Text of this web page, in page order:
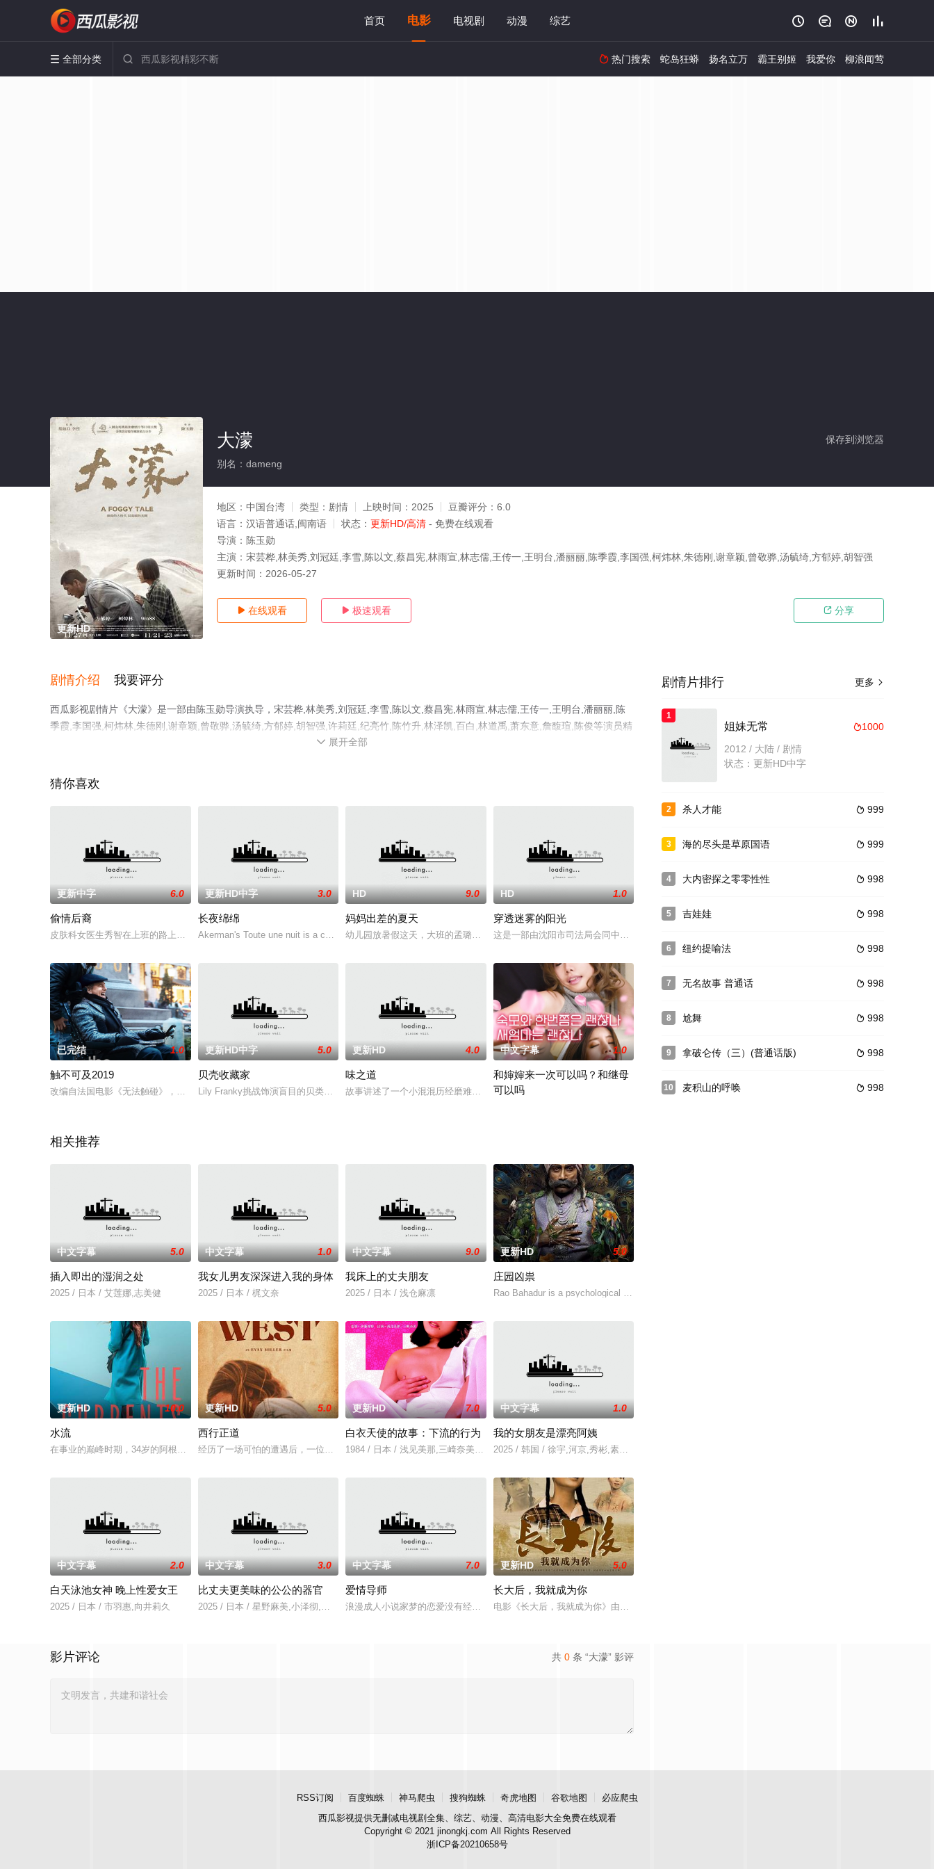
首页 电影 电视剧 动漫 综艺    
 全部分类   热门搜索 蛇岛狂蟒 扬名立万 霸王别姬 我爱你 柳浪闻莺
更新HD
保存到浏览器
大濛
别名：dameng
地区： 中国台湾 类型： 剧情 上映时间： 2025 豆瓣评分： 6.0
语言： 汉语普通话,闽南语 状态： 更新HD/高清 - 免费在线观看
导演： 陈玉勋
主演： 宋芸桦,林美秀,刘冠廷,李雪,陈以文,蔡昌宪,林雨宣,林志儒,王传一,王明台,潘丽丽,陈季霞,李国强,柯炜林,朱德刚,谢章颖,曾敬骅,汤毓绮,方郁婷,胡智强
更新时间： 2026-05-27
 在线观看  极速观看  分享
剧情介绍 我要评分
西瓜影视剧情片《大濛》是一部由陈玉勋导演执导，宋芸桦,林美秀,刘冠廷,李雪,陈以文,蔡昌宪,林雨宣,林志儒,王传一,王明台,潘丽丽,陈
季霞,李国强,柯炜林,朱德刚,谢章颖,曾敬骅,汤毓绮,方郁婷,胡智强,许莉廷,纪亮竹,陈竹升,林泽凯,百白,林道禹,萧东意,詹馥瑄,陈俊等演员精
彩演绎的中国台湾电影，手机免费观看高清未删减完整版电影大全就上西瓜影院，更多相关信息可移步至豆瓣电影、电视猫或剧情网等平
 展开全部
猜你喜欢
更新中字 6.0
偷情后裔
皮肤科女医生秀智在上班的路上，遭到了报复撞后，得到偶然路过的权大有的帮助。之后，偶然在皮肤科与权大有相遇，再次相遇的两个
更新HD中字 3.0
长夜绵绵
Akerman's Toute une nuit is a collection of vignettes de
HD 9.0
妈妈出差的夏天
幼儿园放暑假这天，大班的孟璐（6岁）小朋友没有家长来接，林老师（20岁）只好把她带回自己家里。林老师接到院长的通知，孟璐
HD 1.0
穿透迷雾的阳光
这是一部由沈阳市司法局会同中国法学会、辽宁省司法厅、中共沈阳市委宣传部、中共沈阳市委政法委、北方
已完结 1.0
触不可及2019
改编自法国电影《无法触碰》，讲述了不幸遭遇事故而瘫痪的有钱人菲利普跟照顾其生活的贫穷青年戴尔之间发展出一段奇妙的友情的故
更新HD中字 5.0
贝壳收藏家
Lily Franky挑战饰演盲目的贝类学者，与寺岛忍、池松壮亮及桥本爱等豪华的演员阵容共同演出日美合作电影『Shell
更新HD 4.0
味之道
故事讲述了一个小混混历经磨难，终成一代大厨。该影片把鲁菜神奇的烹制技巧通过电影的手法进行原汁原味展现，既赏心悦目，又真实
中文字幕 1.0
和婶婶来一次可以吗？和继母
可以吗
相关推荐
中文字幕 5.0
插入即出的湿润之处
2025 / 日本 / 艾莲娜,志美健
中文字幕 1.0
我女儿男友深深进入我的身体
2025 / 日本 / 梶文奈
中文字幕 9.0
我床上的丈夫朋友
2025 / 日本 / 浅仓麻凛
更新HD 5.0
庄园凶祟
Rao Bahadur is a psychological drama set against the backdro
更新HD 10.0
水流
在事业的巅峰时期，34岁的阿根廷造型师丽娜在瑞士的一场颁奖典礼后，被一种突如其来的冲动驱使。回到布宜诺斯艾利斯后，她什么
更新HD 5.0
西行正道
经历了一场可怕的遭遇后，一位小镇女子向疏远的哥哥借了钱，独自一人踏上穿越西德克萨斯州的旅程，寻求紧急医疗救助。一路上，她
更新HD 7.0
白衣天使的故事：下流的行为
1984 / 日本 / 浅见美那,三崎奈美,深見博,野上祐二
中文字幕 1.0
我的女朋友是漂亮阿姨
2025 / 韩国 / 徐宇,河京,秀彬,素美,崔敏浩,时宇,金东宇,韩蔚
中文字幕 2.0
白天泳池女神 晚上性爱女王
2025 / 日本 / 市羽惠,向井莉久
中文字幕 3.0
比丈夫更美味的公公的器官
2025 / 日本 / 星野麻美,小泽彻,有村望海
中文字幕 7.0
爱情导师
浪漫成人小说家梦的恋爱没有经验的作家志愿者耶的粉丝sean咖啡厅工作,抽空写文章。偶然自己的粉丝sean咖啡厅范本相贤见
更新HD 5.0
长大后，我就成为你
电影《长大后，我就成为你》由中共四川省第十一届党代表、第十二届中华慈善奖最具爱心慈善楷模张彦杰老
共 0 条 “大濛” 影评
影片评论
更多 
剧情片排行
1
1000
姐妹无常
2012 / 大陆 / 剧情
状态：更新HD中字
2  999
杀人才能
3  999
海的尽头是草原国语
4  998
大内密探之零零性性
5  998
吉娃娃
6  998
纽约提喻法
7  998
无名故事 普通话
8  998
尬舞
9  998
拿破仑传（三）(普通话版)
10  998
麦积山的呼唤
RSS订阅 百度蜘蛛 神马爬虫 搜狗蜘蛛 奇虎地图 谷歌地图
必应爬虫
西瓜影视提供无删减电视剧全集、综艺、动漫、高清电影大全免费在线观看
Copyright © 2021 jinongkj.com All Rights Reserved
浙ICP备20210658号